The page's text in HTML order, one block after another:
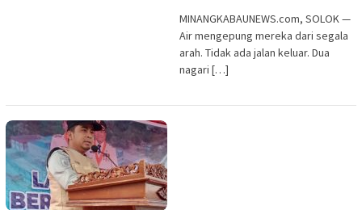
MINANGKABAUNEWS.com, SOLOK —
Air mengepung mereka dari segala
arah. Tidak ada jalan keluar. Dua
nagari […]